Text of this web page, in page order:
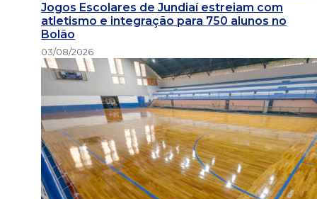
Jogos Escolares de Jundiaí estreiam com
atletismo e integração para 750 alunos no
Bolão
03/08/2026